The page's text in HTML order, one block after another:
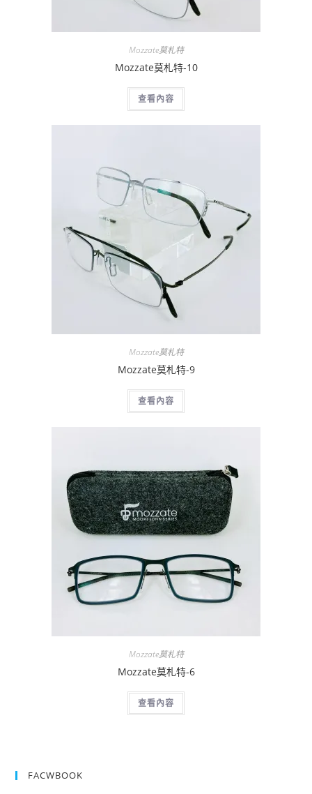
Mozzate莫札特
Mozzate莫札特-10
查看內容
Mozzate莫札特
Mozzate莫札特-9
查看內容
Mozzate莫札特
Mozzate莫札特-6
查看內容
FACWBOOK